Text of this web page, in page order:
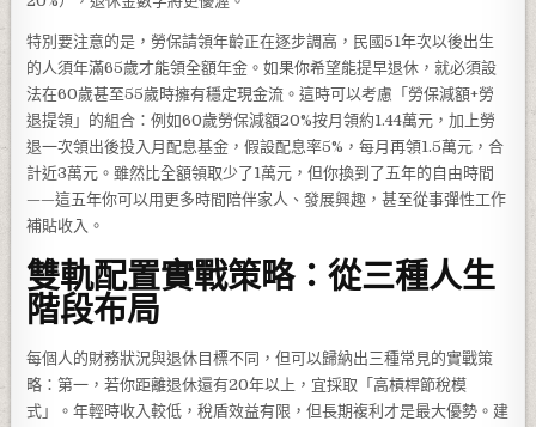
特別要注意的是，勞保請領年齡正在逐步調高，民國51年次以後出生
的人須年滿65歲才能領全額年金。如果你希望能提早退休，就必須設
法在60歲甚至55歲時擁有穩定現金流。這時可以考慮「勞保減額+勞
退提領」的組合：例如60歲勞保減額20%按月領約1.44萬元，加上勞
退一次領出後投入月配息基金，假設配息率5%，每月再領1.5萬元，合
計近3萬元。雖然比全額領取少了1萬元，但你換到了五年的自由時間
——這五年你可以用更多時間陪伴家人、發展興趣，甚至從事彈性工作
補貼收入。
雙軌配置實戰策略：從三種人生
階段布局
每個人的財務狀況與退休目標不同，但可以歸納出三種常見的實戰策
略：第一，若你距離退休還有20年以上，宜採取「高槓桿節稅模
式」。年輕時收入較低，稅盾效益有限，但長期複利才是最大優勢。建